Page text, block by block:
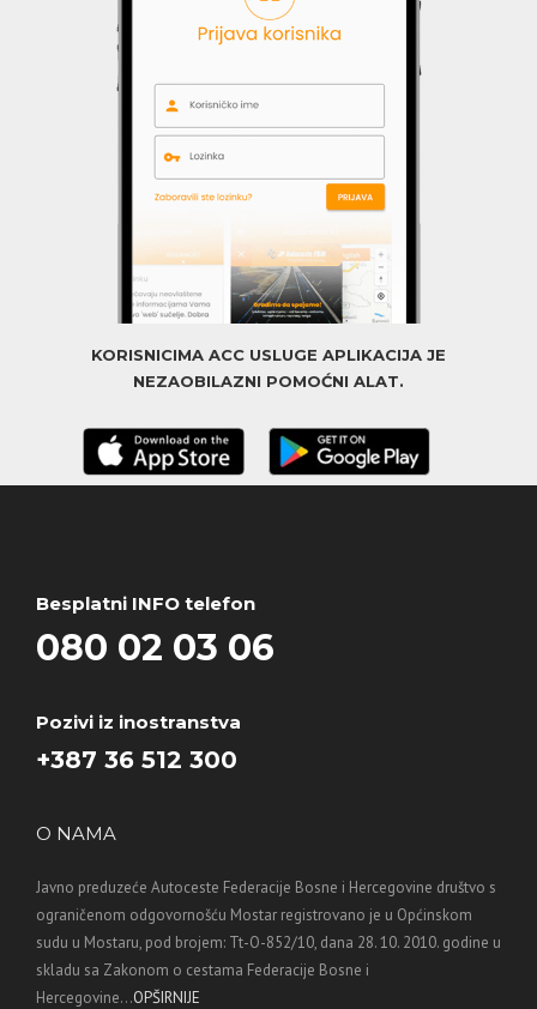
KORISNICIMA ACC USLUGE APLIKACIJA JE
NEZAOBILAZNI POMOĆNI ALAT.
Besplatni INFO telefon
080 02 03 06
Pozivi iz inostranstva
+387 36 512 300
O NAMA
Javno preduzeće Autoceste Federacije Bosne i Hercegovine društvo s
ograničenom odgovornošću Mostar registrovano je u Općinskom
sudu u Mostaru, pod brojem: Tt-O-852/10, dana 28. 10. 2010. godine u
skladu sa Zakonom o cestama Federacije Bosne i
Hercegovine...OPŠIRNIJE